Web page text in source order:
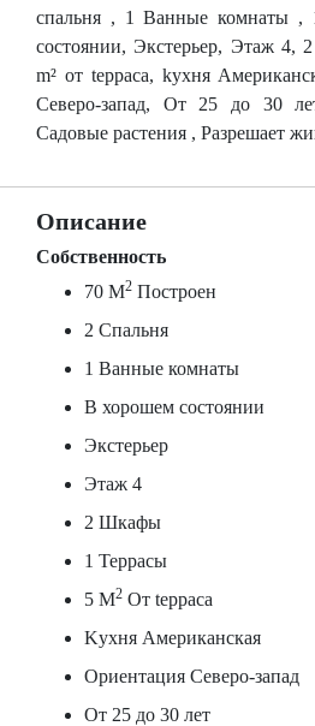
спальня , 1 Ванные комнаты ,
состоянии, Экстерьер, Этаж
m² от tерраса, kухня
Северо-запад, От 25 до 30
Садовые растения , Разрешает
Описание
Собственность
70 M2 Построен
2 Спальня
1 Ванные комнаты
В хорошем состоянии
Экстерьер
Этаж 4
2 Шкафы
1 Террасы
5 M2 От tерраса
Kухня Американская
Ориентация Северо-запад
От 25 до 30 лет